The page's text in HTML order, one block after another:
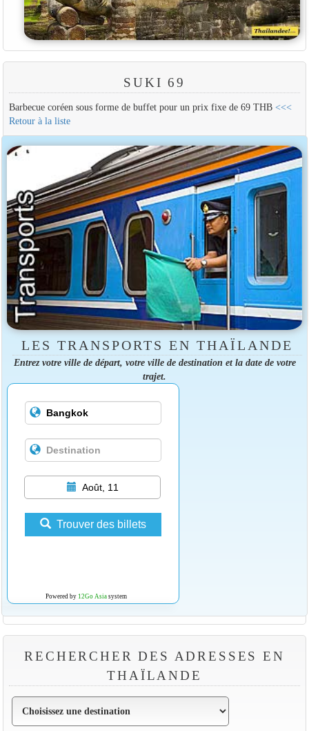
SUKI 69
Barbecue coréen sous forme de buffet pour un prix fixe de 69 THB <<<
Retour à la liste
LES TRANSPORTS EN THAÏLANDE
Entrez votre ville de départ, votre ville de destination et la date de votre
trajet.
Août, 11
Trouver des billets
Powered by 12Go Asia system
RECHERCHER DES ADRESSES EN
THAÏLANDE